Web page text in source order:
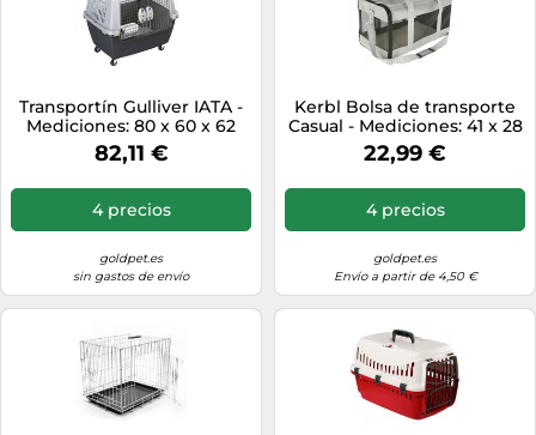
Transportín Gulliver IATA -
Mediciones: 80 x 60 x 62
cm
82,11 €
4 precios
goldpet.es
sin gastos de envío
Kerbl Bolsa de transporte
Casual - Mediciones: 41 x 28
x 29 cm
22,99 €
4 precios
goldpet.es
Envío a partir de 4,50 €